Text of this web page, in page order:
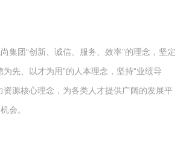
集团“创新、诚信、服务、效率”的理念，坚定
为先、以才为用”的人本理念，坚持“业绩导
资源核心理念，为各类人才提供广阔的发展平
会。